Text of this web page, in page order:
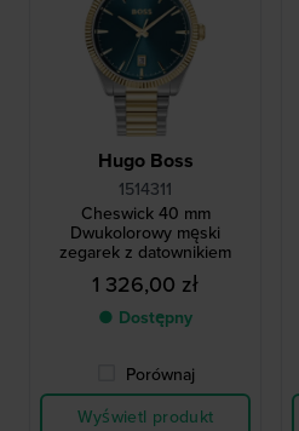
Hugo Boss
1514311
Cheswick 40 mm
Dwukolorowy męski
zegarek z datownikiem
1 326,00 zł
● Dostępny
Porównaj
Wyświetl produkt